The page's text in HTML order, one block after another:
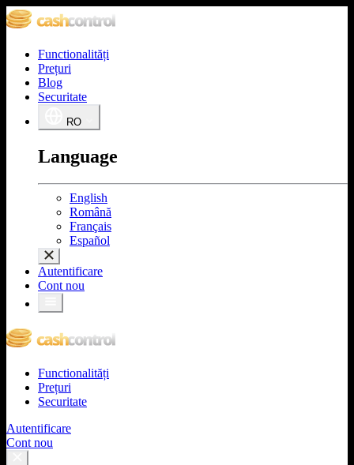
Functionalități
Prețuri
Blog
Securitate
RO
Language
English
Română
Français
Español
Autentificare
Cont nou
Functionalități
Prețuri
Securitate
Autentificare
Cont nou